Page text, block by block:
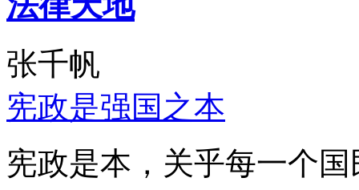
张千帆
宪政是强国之本
宪政是本，关乎每一个